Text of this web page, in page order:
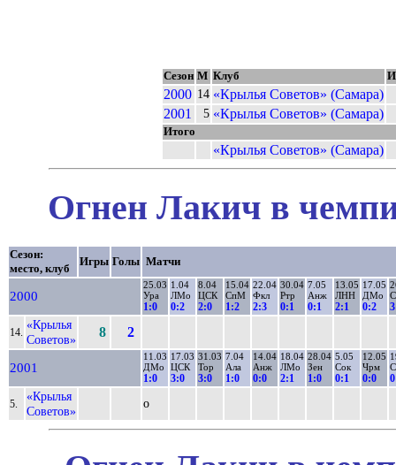
Сезон М Клуб
2000 14 «Крылья Советов» (Самара)
2001
5 «Крылья Советов» (Самара)
Итого
«Крылья Советов» (Самара)
Огнен Лакич в
Сезон:
место, клуб
Игры Голы Матчи
2000
25.03
Ура
1:0
1.04
ЛМо
0:2
8.04
ЦСК
2:0
15.04
СпМ
1:2
22.04
Фкл
2:3
30.04
Ртр
0:1
7.05
Анж
0:1
13.05
ЛНН
2:1
17.05
ДМо
0:2
14.
«Крылья
Советов»
8 2
2001
11.03
ДМо
1:0
17.03
ЦСК
3:0
31.03
Тор
3:0
7.04
Ала
1:0
14.04
Анж
0:0
18.04
ЛМо
2:1
28.04
Зен
1:0
5.05
Сок
0:1
12.05
Чрм
0:0
5.
«Крылья
Советов»
о